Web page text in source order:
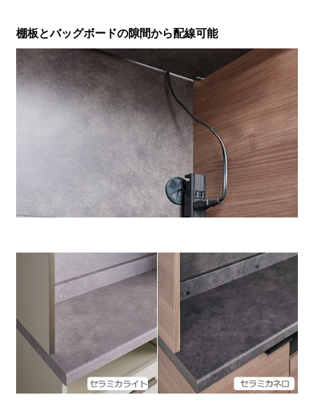
棚板とバッグボードの隙間から配線可能